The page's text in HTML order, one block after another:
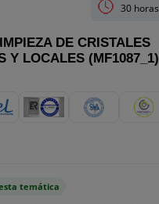
30 horas
DE CRISTALES
Y LOCALES (MF1087_1)
temática